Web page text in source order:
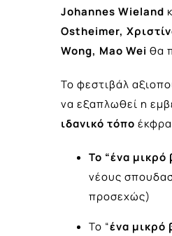
Johannes Wieland
Ostheimer,
Wong, Mao Wei θα
Το φεστιβάλ
να εξαπλωθεί η
ιδανικό τόπο
Το “ένα
νέους
προσεχώς)
Το “ένα μικρό